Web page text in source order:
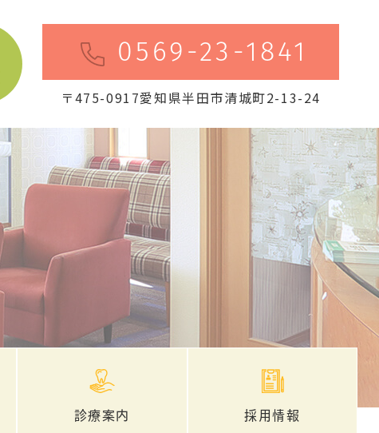
0569-23-1841
〒475-0917愛知県半田市清城町2-13-24
診療案内 採用情報